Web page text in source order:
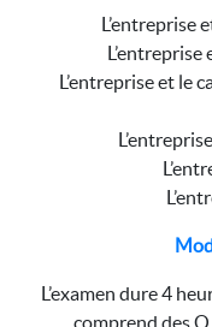
L’entreprise
L’entreprise et le
L’examen dure 4
comprend des